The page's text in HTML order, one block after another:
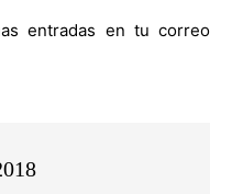
entradas en tu correo